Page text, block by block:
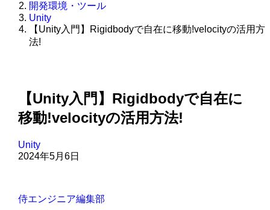
開発環境・ツール
Unity
【Unity入門】Rigidbodyで自在に移動!velocityの活用方
法!
【Unity入門】Rigidbodyで自在に
移動!velocityの活用方法!
Unity
2024年5月6日
侍エンジニア編集部